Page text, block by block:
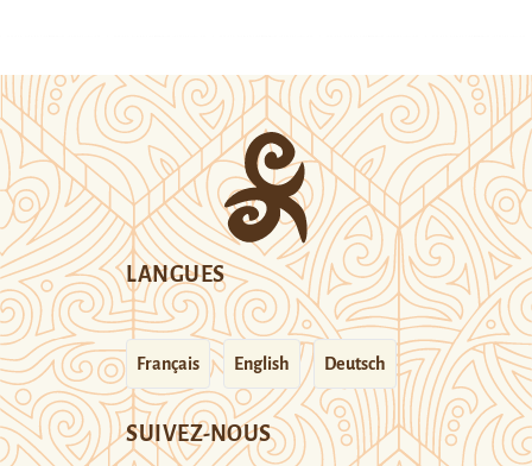
LANGUES
Français English Deutsch
SUIVEZ-NOUS